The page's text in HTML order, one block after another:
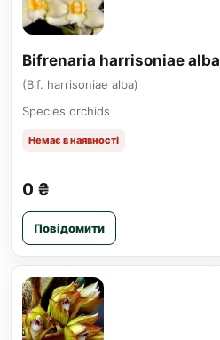
Bifrenaria harrisoniae alba
(Bif. harrisoniae alba)
Species orchids
Немає в наявності
0 ₴
Повідомити